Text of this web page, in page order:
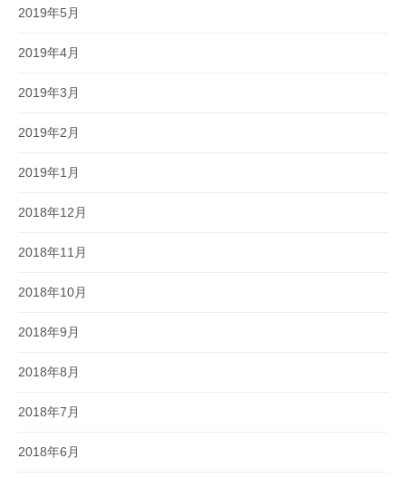
2019年5月
2019年4月
2019年3月
2019年2月
2019年1月
2018年12月
2018年11月
2018年10月
2018年9月
2018年8月
2018年7月
2018年6月